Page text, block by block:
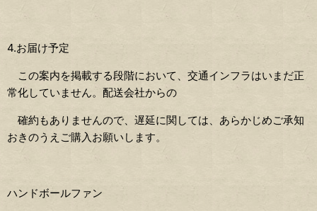
4.お届け予定
この案内を掲載する段階において、交通インフラはいまだ正
常化していません。配送会社からの
確約もありませんので、遅延に関しては、あらかじめご承知
おきのうえご購入お願いします。
ハンドボールファン